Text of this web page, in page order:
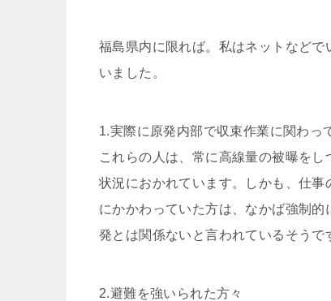
福島県内に限れば。私はネットなど
いました。
1.実際に原発内部で収束作業に関わっ
これらの人は、常に高線量の被曝を
状況におかれています。しかも、仕
にかかわっていた方は、なかば強制
発とは関係ないと言われているそうで
2.避難を強いられた方々